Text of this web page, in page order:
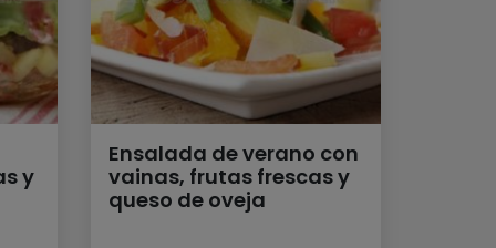
y
Ensalada de verano con
vainas, frutas frescas y
queso de oveja